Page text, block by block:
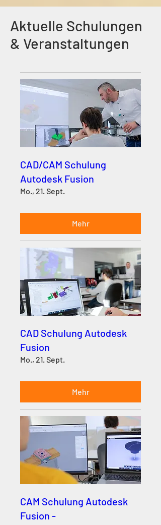
Aktuelle Schulungen
& Veranstaltungen
CAD/CAM Schulung
Autodesk Fusion
Mo., 21. Sept.
Mehr
CAD Schulung Autodesk
Fusion
Mo., 21. Sept.
Mehr
CAM Schulung Autodesk
Fusion -